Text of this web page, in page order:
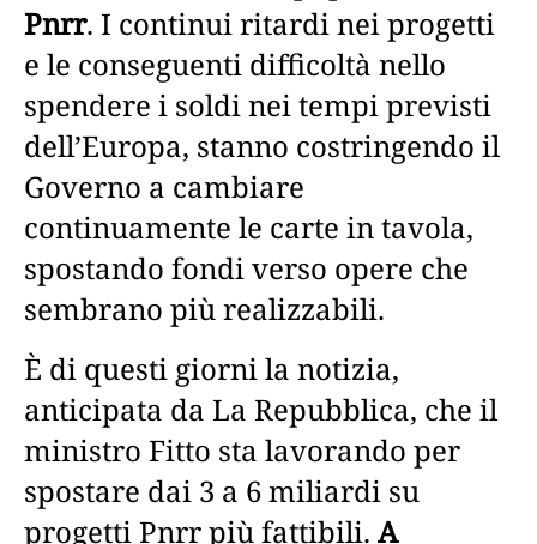
Pnrr. I continui ritardi nei progetti
e le conseguenti difficoltà nello
spendere i soldi nei tempi previsti
dell’Europa, stanno costringendo il
Governo a cambiare
continuamente le carte in tavola,
spostando fondi verso opere che
sembrano più realizzabili.
È di questi giorni la notizia,
anticipata da La Repubblica, che il
ministro Fitto sta lavorando per
spostare dai 3 a 6 miliardi su
progetti Pnrr più fattibili. A